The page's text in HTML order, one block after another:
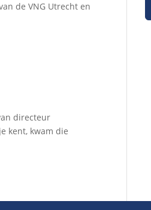
de VNG Utrecht en
directeur
kent, kwam die